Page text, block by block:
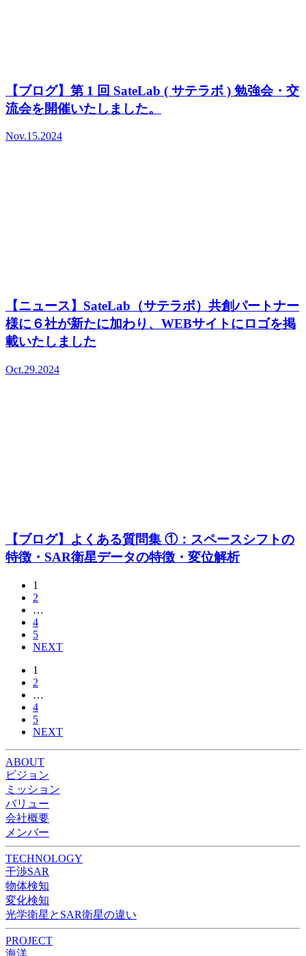
【ブログ】第 1 回 SateLab ( サテラボ ) 勉強会・交
流会を開催いたしました。
Nov.15.2024
【ニュース】SateLab（サテラボ）共創パートナー
様に６社が新たに加わり、WEBサイトにロゴを掲
載いたしました
Oct.29.2024
【ブログ】よくある質問集 ①：スペースシフトの
特徴・SAR衛星データの特徴・変位解析
1
2
…
4
5
NEXT
1
2
…
4
5
NEXT
ABOUT
ビジョン
ミッション
バリュー
会社概要
メンバー
TECHNOLOGY
干渉SAR
物体検知​​
変化検知​
光学衛星とSAR衛星の違い
PROJECT
海洋